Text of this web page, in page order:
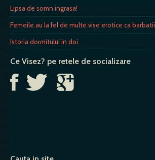
Lipsa de somn ingrasa!
Femeile au la fel de multe vise erotice ca barbatii
Istoria dormitului in doi
Ce Visez? pe retele de socializare